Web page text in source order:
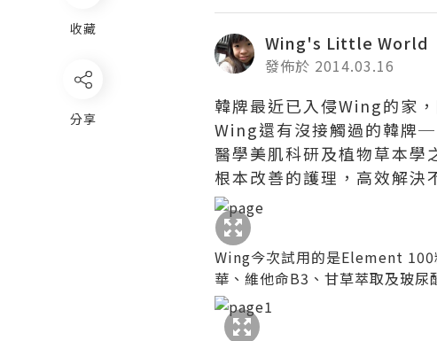
Wing's Little World
發佈於 2014.03.16
韓牌最近已入侵Wing的家
Wing還有沒接觸過的韓牌
醫學美肌科研及植物草本學
根本改善的護理，高效解決
Wing今次試用的是Element 100
華、維他命B3、甘草萃取及玻
收藏
分享